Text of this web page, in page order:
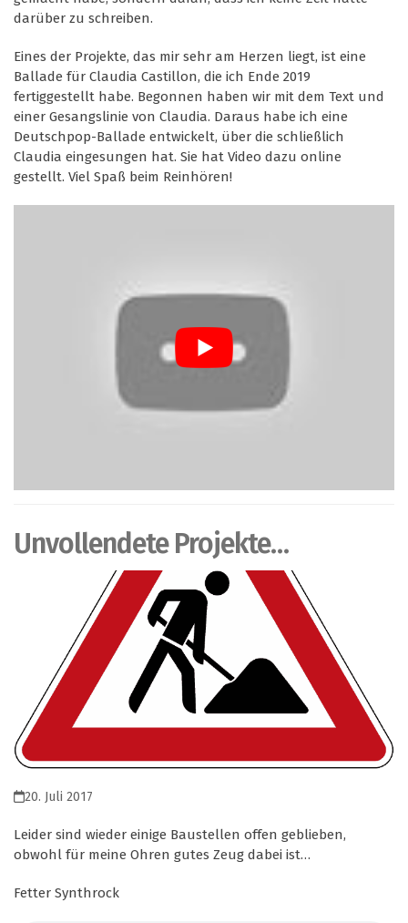
darüber zu schreiben.
Eines der Projekte, das mir sehr am Herzen liegt, ist eine
Ballade für Claudia Castillon, die ich Ende 2019
fertiggestellt habe. Begonnen haben wir mit dem Text und
einer Gesangslinie von Claudia. Daraus habe ich eine
Deutschpop-Ballade entwickelt, über die schließlich
Claudia eingesungen hat. Sie hat Video dazu online
gestellt. Viel Spaß beim Reinhören!
Unvollendete Projekte…
20. Juli 2017
Leider sind wieder einige Baustellen offen geblieben,
obwohl für meine Ohren gutes Zeug dabei ist…
Fetter Synthrock